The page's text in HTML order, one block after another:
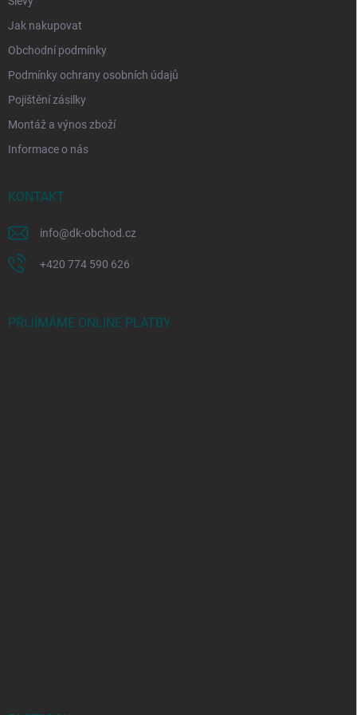
Jak nakupovat
Obchodní podmínky
Podmínky ochrany osobních údajů
Pojištění zásilky
Montáž a výnos zboží
Informace o nás
KONTAKT
info@dk-obchod.cz
+420 774 590 626
PŘIJÍMÁME ONLINE PLATBY